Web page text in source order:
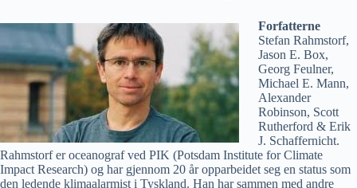
Forfatterne
Stefan Rahmstorf,
Jason E. Box,
Georg Feulner,
Michael E. Mann,
Alexander
Robinson, Scott
Rutherford & Erik
J. Schaffernicht.
Rahmstorf er oceanograf ved PIK (Potsdam Institute for Climate
Impact Research) og har gjennom 20 år opparbeidet seg en status som
den ledende klimaalarmist i Tyskland. Han har sammen med andre